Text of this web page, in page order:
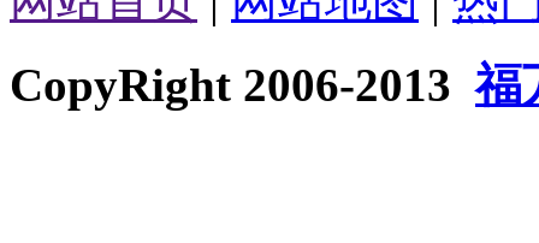
CopyRight 2006-2013福